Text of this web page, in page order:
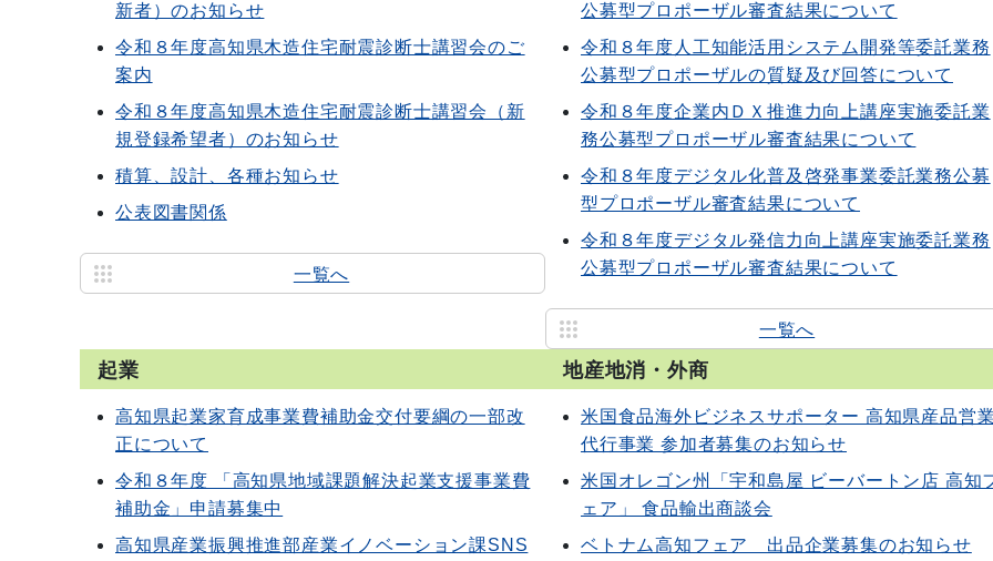
新者）のお知らせ
令和８年度高知県木造住宅耐震診断士講習会のご
案内
令和８年度高知県木造住宅耐震診断士講習会（新
規登録希望者）のお知らせ
積算、設計、各種お知らせ
公表図書関係
一覧へ
公募型プロポーザル審査結果について
令和８年度人工知能活用システム開発等委託業務
公募型プロポーザルの質疑及び回答について
令和８年度企業内ＤＸ推進力向上講座実施委託業
務公募型プロポーザル審査結果について
令和８年度デジタル化普及啓発事業委託業務公募
型プロポーザル審査結果について
令和８年度デジタル発信力向上講座実施委託業務
公募型プロポーザル審査結果について
一覧へ
起業
高知県起業家育成事業費補助金交付要綱の一部改
正について
令和８年度 「高知県地域課題解決起業支援事業費
補助金」申請募集中
高知県産業振興推進部産業イノベーション課SNS
地産地消・外商
米国食品海外ビジネスサポーター 高知県産品営
代行事業 参加者募集のお知らせ
米国オレゴン州「宇和島屋 ビーバートン店 高知
ェア」 食品輸出商談会
ベトナム高知フェア 出品企業募集のお知らせ